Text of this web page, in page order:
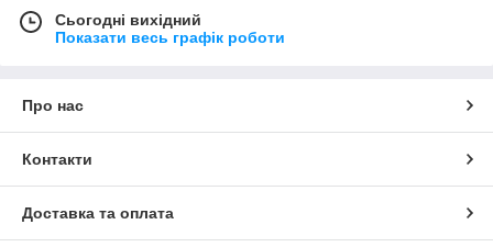
Сьогодні вихідний
Показати весь графік роботи
Про нас
Контакти
Доставка та оплата